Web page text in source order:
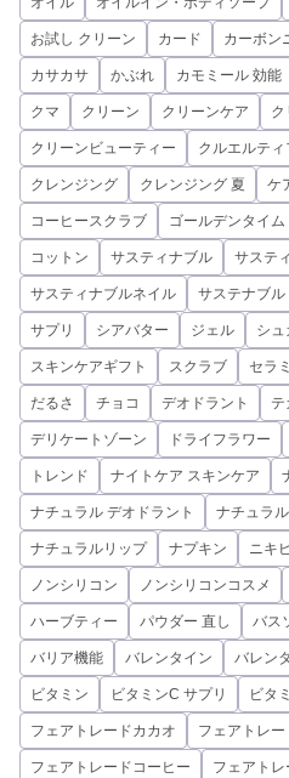
お試し クリーン カード カーボン
カサカサ かぶれ カモミール 効能
クマ クリーン クリーンケア ク
クリーンビューティー クルエルティ
クレンジング クレンジング 夏 ケ
コーヒースクラブ ゴールデンタイム
コットン サスティナブル サステ
サスティナブルネイル サステナブル
サプリ シアバター ジェル シュ
スキンケアギフト スクラブ セラ
だるさ チョコ デオドラント テ
デリケートゾーン ドライフラワー
トレンド ナイトケア スキンケア
ナチュラル デオドラント ナチュラ
ナチュラルリップ ナプキン ニキ
ノンシリコン ノンシリコンコスメ
ハーブティー パウダー 直し バス
バリア機能 バレンタイン バレン
ビタミン ビタミンC サプリ ビタ
フェアトレードカカオ フェアトレー
フェアトレードコーヒー フェアト